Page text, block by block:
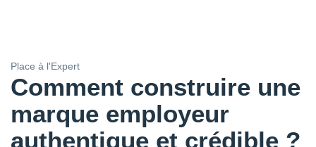
Place à l'Expert
Comment construire une
marque employeur
authentique et crédible ?